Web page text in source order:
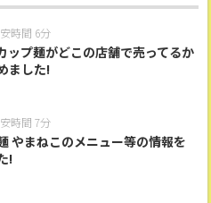
時間 6分
ップ麺がどこの店舗で売ってるか
ました!
時間 7分
やまねこのメニュー等の情報を
!